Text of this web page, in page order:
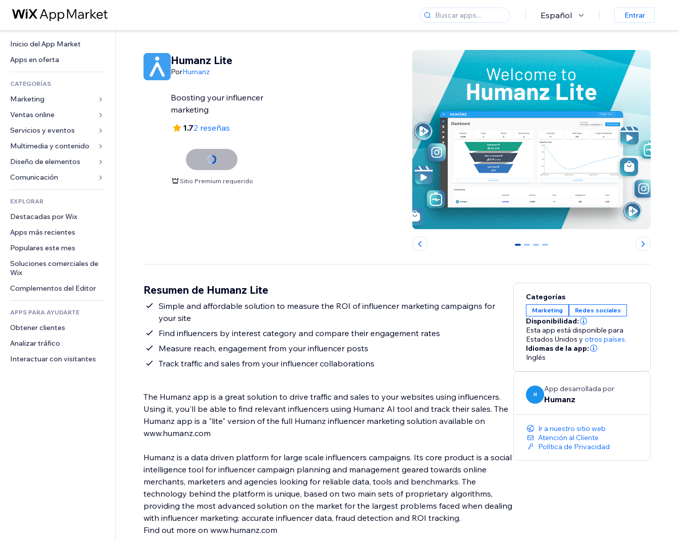
Español Entrar
Inicio del App Market
Apps en oferta
CATEGORÍAS
Marketing
Anuncios
Móvil
Analíticas
Anuncios del sitio
Email
Ventas online
Apps para tiendas
Envíos y entregas
Botones de venta
Contabilidad
Cupones y fidelización
Almacenamiento de mercancía
Crowdfunding
Alimentos y bebidas
Servicios y eventos
Hoteles
Eventos
Restaurantes
Inmobiliarias
Reservas
Multimedia y contenido
Galerías
Música
Pódcast
Fotografía
Video
PDF
Compartir archivos
Noticias
Servicios de contenido
Efectos de texto
Diseño de elementos
Mapas y navegación
Privacidad y seguridad
Reloj
Plantillas para páginas
Efectos de imágenes
Botones y menús
Banners e insignias
Calculadoras
Buscar
Formularios
Encuestas
Chat
Comentarios
Teléfono
Comunidad
Reseñas y testimonios
EXPLORAR
Destacadas por Wix
Apps más recientes
Populares este mes
Soluciones comerciales de
Wix
Complementos del Editor
APPS PARA AYUDARTE
Obtener clientes
Analizar tráfico
Interactuar con visitantes
Humanz Lite
PorHumanz
Boosting your influencer
marketing
1.72 reseñas
Sitio Premium requerido
0 1 2 3
Resumen de Humanz Lite
Simple and affordable solution to measure the ROI of influencer marketing campaigns for
your site
Find influencers by interest category and compare their engagement rates
Measure reach, engagement from your influencer posts
Track traffic and sales from your influencer collaborations
The Humanz app is a great solution to drive traffic and sales to your websites using influencers.
Using it, you'll be able to find relevant influencers using Humanz AI tool and track their sales. The
Humanz app is a "lite" version of the full Humanz influencer marketing solution available on
www.humanz.com
Humanz is a data driven platform for large scale influencers campaigns. Its core product is a social
intelligence tool for influencer campaign planning and management geared towards online
merchants, marketers and agencies looking for reliable data, tools and benchmarks. The
technology behind the platform is unique, based on two main sets of proprietary algorithms,
providing the most advanced solution on the market for the largest problems faced when dealing
with influencer marketing: accurate influencer data, fraud detection and ROI tracking.
Find out more on www.humanz.com
Categorías
Marketing Redes sociales
Disponibilidad:
Esta app está disponible para
Estados Unidos y otros países.
Idiomas de la app:
Inglés
H
App desarrollada por
Humanz
Ir a nuestro sitio web
Atención al Cliente
Política de Privacidad